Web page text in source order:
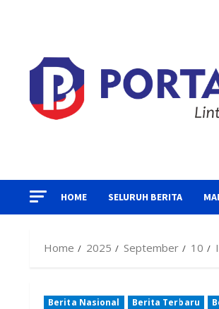
HOME SELURUH BERITA
Home 2025 September 10
Berita Nasional Berita Terbaru